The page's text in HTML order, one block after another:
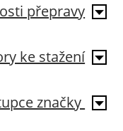
přepravy
ke stažení
značky